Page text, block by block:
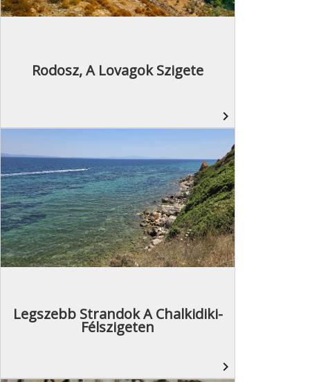
Rodosz, A Lovagok Szigete
navigate_next
Legszebb Strandok A Chalkidiki-
Félszigeten
navigate_next